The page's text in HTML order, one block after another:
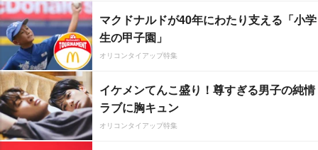
マクドナルドが40年にわたり支える「小学
生の甲子園」
オリコンタイアップ特集
イケメンてんこ盛り！尊すぎる男子の純情
ラブに胸キュン
オリコンタイアップ特集